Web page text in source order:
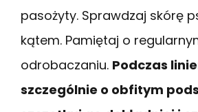
pasożyty. Sprawdzaj skórę
kątem. Pamiętaj o
odrobaczaniu. Podczas
szczególnie o obfitym